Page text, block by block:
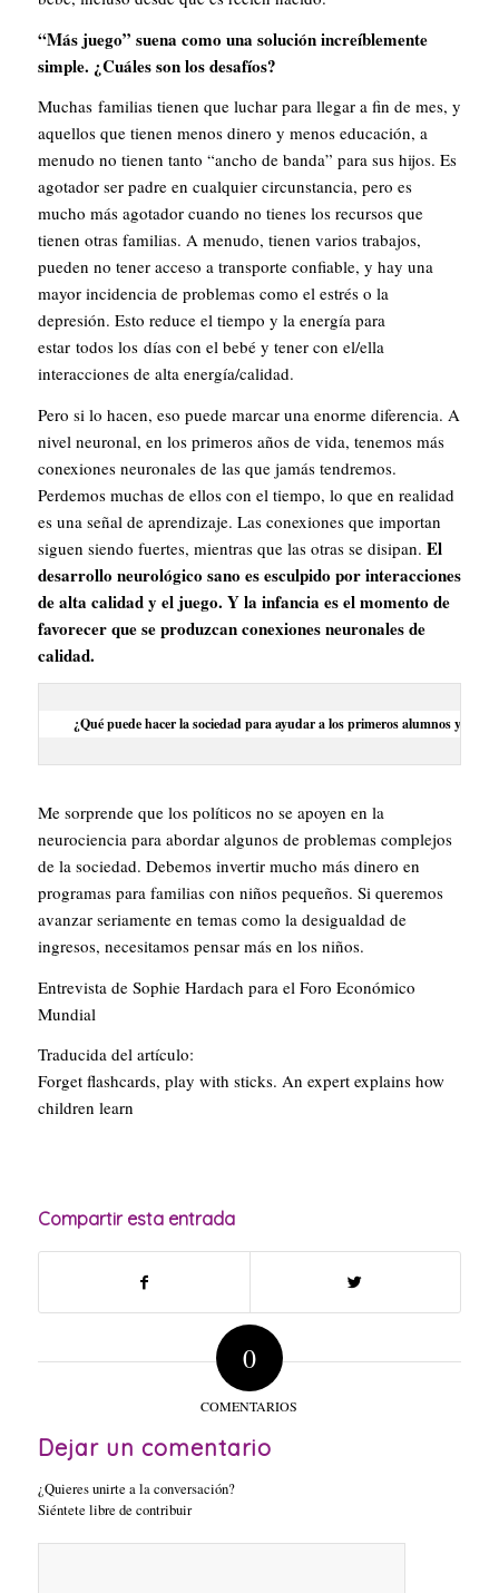
“Más juego” suena como una solución increíblemente
simple. ¿Cuáles son los desafíos?
Muchas familias tienen que luchar para llegar a fin de mes, y
aquellos que tienen menos dinero y menos educación, a
menudo no tienen tanto “ancho de banda” para sus hijos. Es
agotador ser padre en cualquier circunstancia, pero es
mucho más agotador cuando no tienes los recursos que
tienen otras familias. A menudo, tienen varios trabajos,
pueden no tener acceso a transporte confiable, y hay una
mayor incidencia de problemas como el estrés o la
depresión. Esto reduce el tiempo y la energía para
estar todos los días con el bebé y tener con el/ella
interacciones de alta energía/calidad.
Pero si lo hacen, eso puede marcar una enorme diferencia. A
nivel neuronal, en los primeros años de vida, tenemos más
conexiones neuronales de las que jamás tendremos.
Perdemos muchas de ellos con el tiempo, lo que en realidad
es una señal de aprendizaje. Las conexiones que importan
siguen siendo fuertes, mientras que las otras se disipan. El
desarrollo neurológico sano es esculpido por interacciones
de alta calidad y el juego. Y la infancia es el momento de
favorecer que se produzcan conexiones neuronales de
calidad.
¿Qué puede hacer la sociedad para ayudar a los primeros alumnos ya sus
Me sorprende que los políticos no se apoyen en la
neurociencia para abordar algunos de problemas complejos
de la sociedad. Debemos invertir mucho más dinero en
programas para familias con niños pequeños. Si queremos
avanzar seriamente en temas como la desigualdad de
ingresos, necesitamos pensar más en los niños.
Entrevista de Sophie Hardach para el Foro Económico
Mundial
Traducida del artículo:
Forget flashcards, play with sticks. An expert explains how
children learn
Compartir esta entrada
0
COMENTARIOS
Dejar un comentario
¿Quieres unirte a la conversación?
Siéntete libre de contribuir